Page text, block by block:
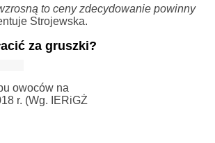
to ceny zdecydowanie powinny
Strojewska.
za gruszki?
owoców na
r. (Wg. IERiGŻ